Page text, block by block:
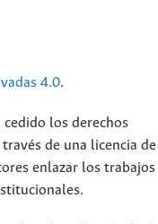
4.0.
cedido los derechos
de una licencia de
enlazar los trabajos